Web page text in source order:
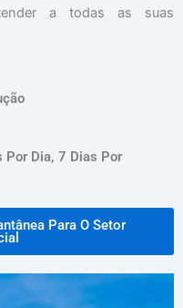
a todas as suas
Por Dia, 7 Dias Por
Para O Setor